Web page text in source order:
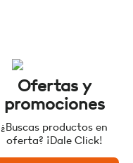
Ofertas y
promociones
¿Buscas productos en
oferta? ¡Dale Click!